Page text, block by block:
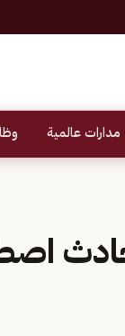
مدارات عالمية